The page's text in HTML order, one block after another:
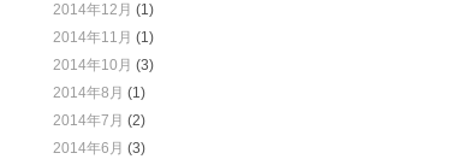
2014年12月 (1)
2014年11月 (1)
2014年10月 (3)
2014年8月 (1)
2014年7月 (2)
2014年6月 (3)